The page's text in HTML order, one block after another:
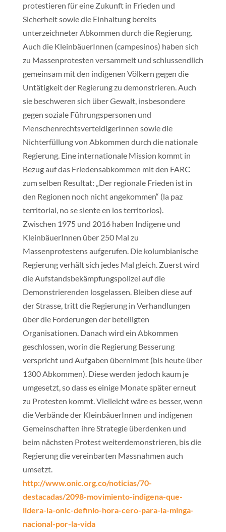
protestieren für eine Zukunft in Frieden und
Sicherheit sowie die Einhaltung bereits
unterzeichneter Abkommen durch die Regierung.
Auch die KleinbäuerInnen (campesinos) haben sich
zu Massenprotesten versammelt und schlussendlich
gemeinsam mit den indigenen Völkern gegen die
Untätigkeit der Regierung zu demonstrieren. Auch
sie beschweren sich über Gewalt, insbesondere
gegen soziale Führungspersonen und
MenschenrechtsverteidigerInnen sowie die
Nichterfüllung von Abkommen durch die nationale
Regierung. Eine internationale Mission kommt in
Bezug auf das Friedensabkommen mit den FARC
zum selben Resultat: „Der regionale Frieden ist in
den Regionen noch nicht angekommen“ (la paz
territorial, no se siente en los territorios).
Zwischen 1975 und 2016 haben Indigene und
KleinbäuerInnen über 250 Mal zu
Massenprotestens aufgerufen. Die kolumbianische
Regierung verhält sich jedes Mal gleich. Zuerst wird
die Aufstandsbekämpfungspolizei auf die
Demonstrierenden losgelassen. Bleiben diese auf
der Strasse, tritt die Regierung in Verhandlungen
über die Forderungen der beteiligten
Organisationen. Danach wird ein Abkommen
geschlossen, worin die Regierung Besserung
verspricht und Aufgaben übernimmt (bis heute über
1300 Abkommen). Diese werden jedoch kaum je
umgesetzt, so dass es einige Monate später erneut
zu Protesten kommt. Vielleicht wäre es besser, wenn
die Verbände der KleinbäuerInnen und indigenen
Gemeinschaften ihre Strategie überdenken und
beim nächsten Protest weiterdemonstrieren, bis die
Regierung die vereinbarten Massnahmen auch
umsetzt.
http://www.onic.org.co/noticias/70-
destacadas/2098-movimiento-indigena-que-
lidera-la-onic-definio-hora-cero-para-la-minga-
nacional-por-la-vida